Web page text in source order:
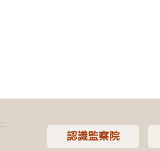
:::
認識監察院